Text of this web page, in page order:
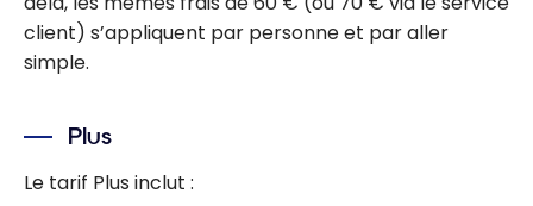
client) s’appliquent par personne et par aller
simple.
Plus
Le tarif Plus inclut :